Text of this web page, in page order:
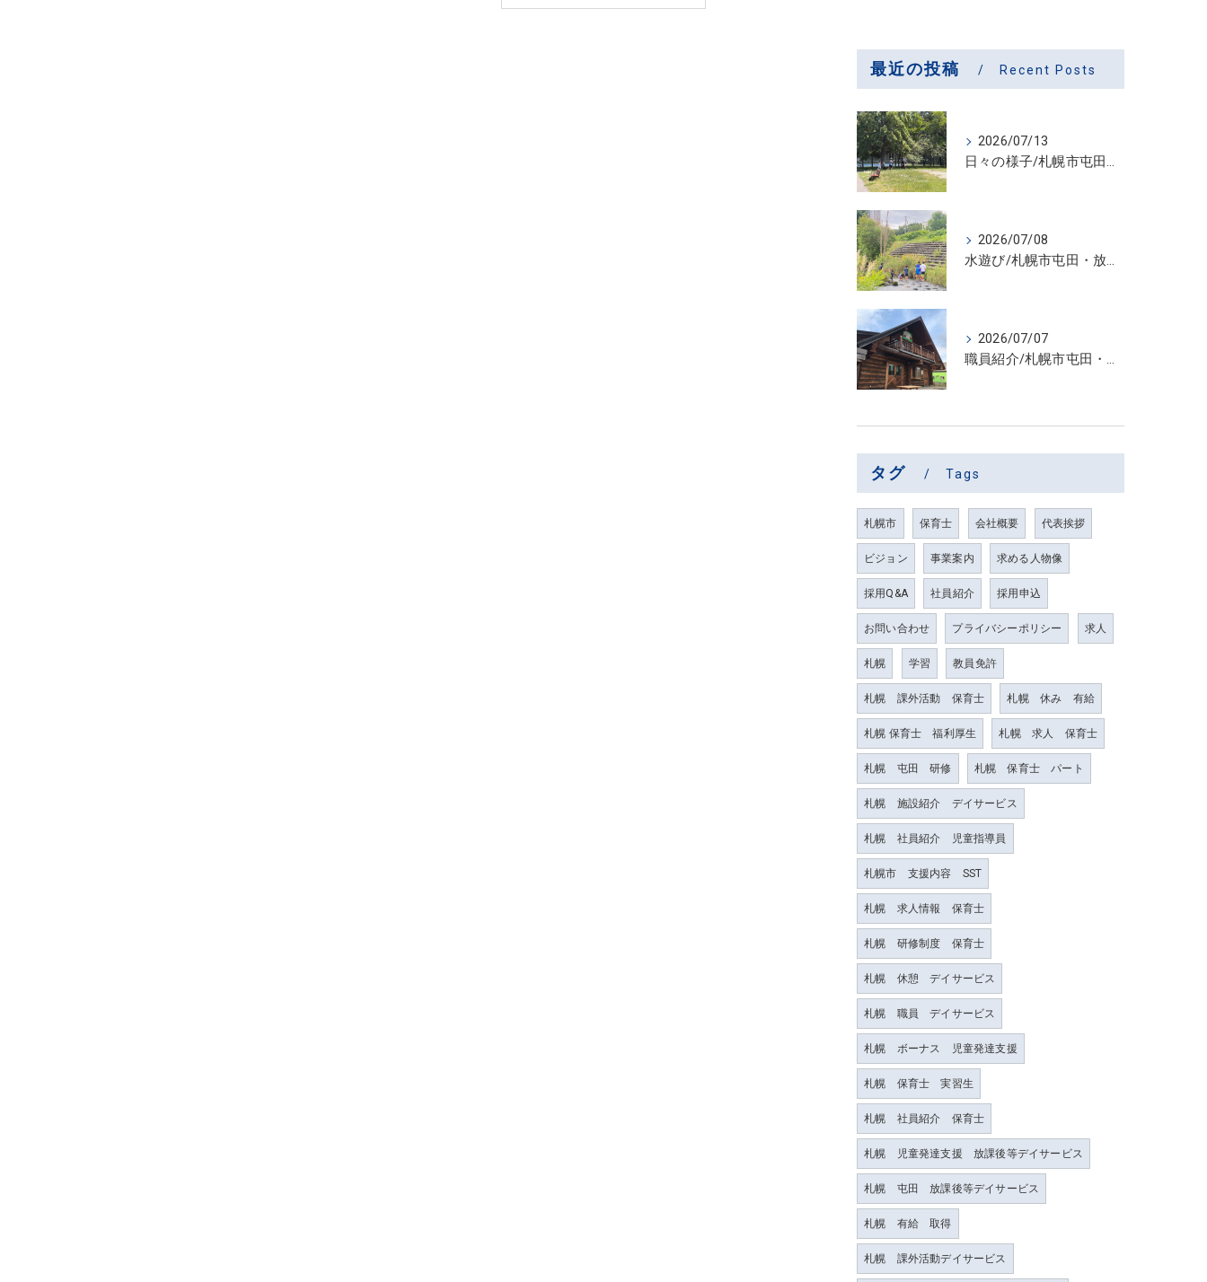
最近の投稿 Recent Posts
2026/07/13
日々の様子/札幌市屯田・放課後等デイサービス くるわーる
2026/07/08
水遊び/札幌市屯田・放課後等デイサービス くるわーる
2026/07/07
職員紹介/札幌市屯田・放課後等デイサービス くるわーる
タグ Tags
札幌市 保育士 会社概要 代表挨拶
ビジョン 事業案内 求める人物像
採用Q&A 社員紹介 採用申込
お問い合わせ プライバシーポリシー 求人
札幌 学習 教員免許
札幌 課外活動 保育士 札幌 休み 有給
札幌 保育士 福利厚生 札幌 求人 保育士
札幌 屯田 研修 札幌 保育士 パート
札幌 施設紹介 デイサービス
札幌 社員紹介 児童指導員
札幌市 支援内容 SST
札幌 求人情報 保育士
札幌 研修制度 保育士
札幌 休憩 デイサービス
札幌 職員 デイサービス
札幌 ボーナス 児童発達支援
札幌 保育士 実習生
札幌 社員紹介 保育士
札幌 児童発達支援 放課後等デイサービス
札幌 屯田 放課後等デイサービス
札幌 有給 取得
札幌 課外活動デイサービス